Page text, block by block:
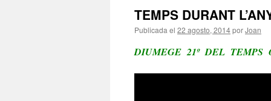
TEMPS DURANT
Publicada el 22 agosto, 2014porJoan
DIUMEGE 21º DEL TEMPS